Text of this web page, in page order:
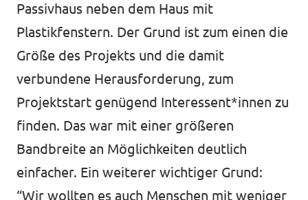
Passivhaus neben dem Haus mit
Plastikfenstern. Der Grund ist zum einen die
Größe des Projekts und die damit
verbundene Herausforderung, zum
Projektstart genügend Interessent*innen zu
finden. Das war mit einer größeren
Bandbreite an Möglichkeiten deutlich
einfacher. Ein weiterer wichtiger Grund:
“Wir wollten es auch Menschen mit weniger